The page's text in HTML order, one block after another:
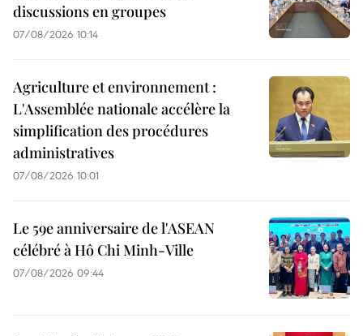
discussions en groupes
07/08/2026 10:14
Agriculture et environnement :
L'Assemblée nationale accélère la
simplification des procédures
administratives
07/08/2026 10:01
Le 59e anniversaire de l'ASEAN
célébré à Hô Chi Minh-Ville
07/08/2026 09:44